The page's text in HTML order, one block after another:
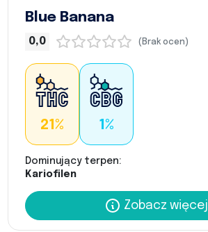
Blue Banana
0,0 (Brak ocen)
21% 1%
Dominujący terpen:
Kariofilen
Zobacz więcej